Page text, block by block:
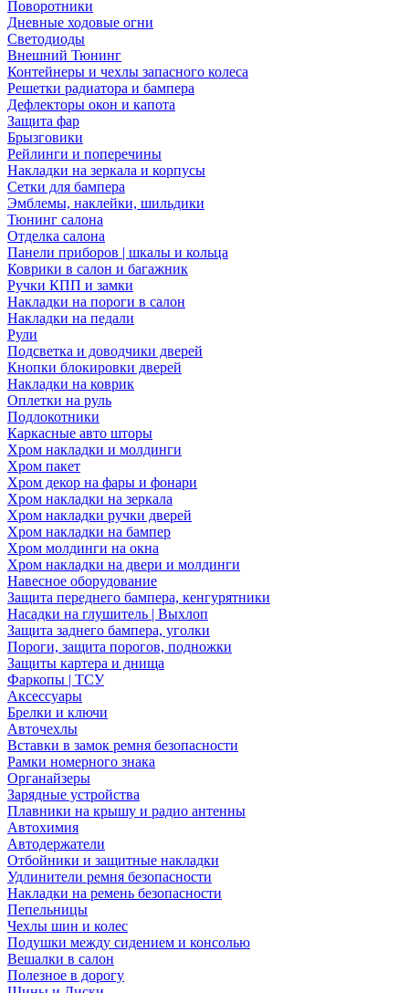
Поворотники
Дневные ходовые огни
Светодиоды
Внешний Тюнинг
Контейнеры и чехлы запасного колеса
Решетки радиатора и бампера
Дефлекторы окон и капота
Защита фар
Брызговики
Рейлинги и поперечины
Накладки на зеркала и корпусы
Сетки для бампера
Эмблемы, наклейки, шильдики
Тюнинг салона
Отделка салона
Панели приборов | шкалы и кольца
Коврики в салон и багажник
Ручки КПП и замки
Накладки на пороги в салон
Накладки на педали
Рули
Подсветка и доводчики дверей
Кнопки блокировки дверей
Накладки на коврик
Оплетки на руль
Подлокотники
Каркасные авто шторы
Хром накладки и молдинги
Хром пакет
Хром декор на фары и фонари
Хром накладки на зеркала
Хром накладки ручки дверей
Хром накладки на бампер
Хром молдинги на окна
Хром накладки на двери и молдинги
Навесное оборудование
Защита переднего бампера, кенгурятники
Насадки на глушитель | Выхлоп
Защита заднего бампера, уголки
Пороги, защита порогов, подножки
Защиты картера и днища
Фаркопы | ТСУ
Аксессуары
Брелки и ключи
Авточехлы
Вставки в замок ремня безопасности
Рамки номерного знака
Органайзеры
Зарядные устройства
Плавники на крышу и радио антенны
Автохимия
Автодержатели
Отбойники и защитные накладки
Удлинители ремня безопасности
Накладки на ремень безопасности
Пепельницы
Чехлы шин и колес
Подушки между сидением и консолью
Вешалки в салон
Полезное в дорогу